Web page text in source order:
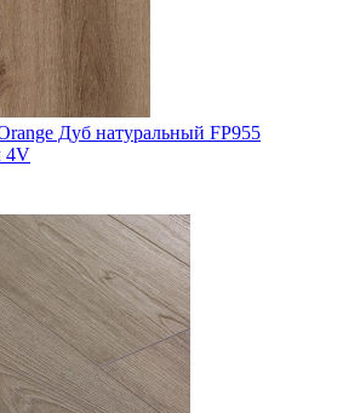
Дуб натуральный FP955
4V